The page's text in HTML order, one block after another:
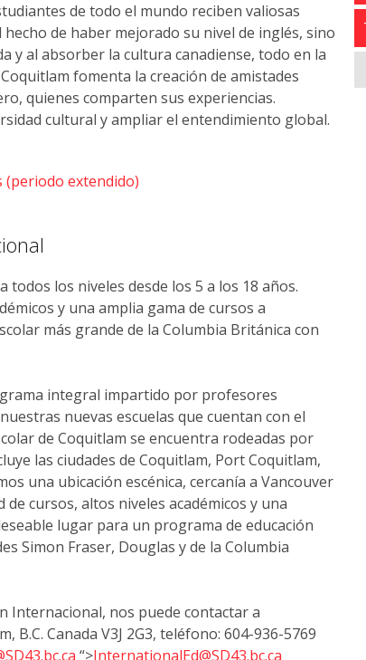
de todo el mundo reciben valiosas
de haber mejorado su nivel de inglés, sino
y al absorber la cultura canadiense, todo en la
fomenta la creación de amistades
quienes comparten sus experiencias.
cultural y ampliar el entendimiento global.
extendido)
los niveles desde los 5 a los 18 años.
y una amplia gama de cursos a
más grande de la Columbia Británica con
integral impartido por profesores
nuevas escuelas que cuentan con el
de Coquitlam se encuentra rodeadas por
las ciudades de Coquitlam, Port Coquitlam,
una ubicación escénica, cercanía a Vancouver
cursos, altos niveles académicos y una
lugar para un programa de educación
Simon Fraser, Douglas y de la Columbia
Internacional, nos puede contactar a
Canada V3J 2G3, teléfono: 604-936-5769
“>InternationalEd@SD43.bc.ca